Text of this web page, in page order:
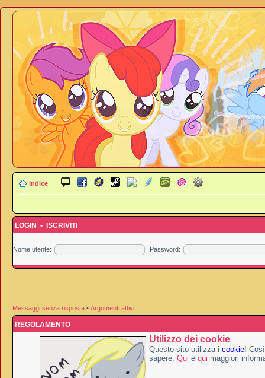
Indice
LOGIN • ISCRIVITI
Nome utente: Password:
Messaggi senza risposta • Argomenti attivi
REGOLAMENTO
Utilizzo dei cookie
Questo sito utilizza i cookie!
sapere. Qui e qui maggiori